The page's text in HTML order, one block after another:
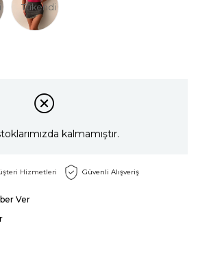
Tükendi
kalmamıştır.
Hizmetleri Güvenli Alışveriş
Ver